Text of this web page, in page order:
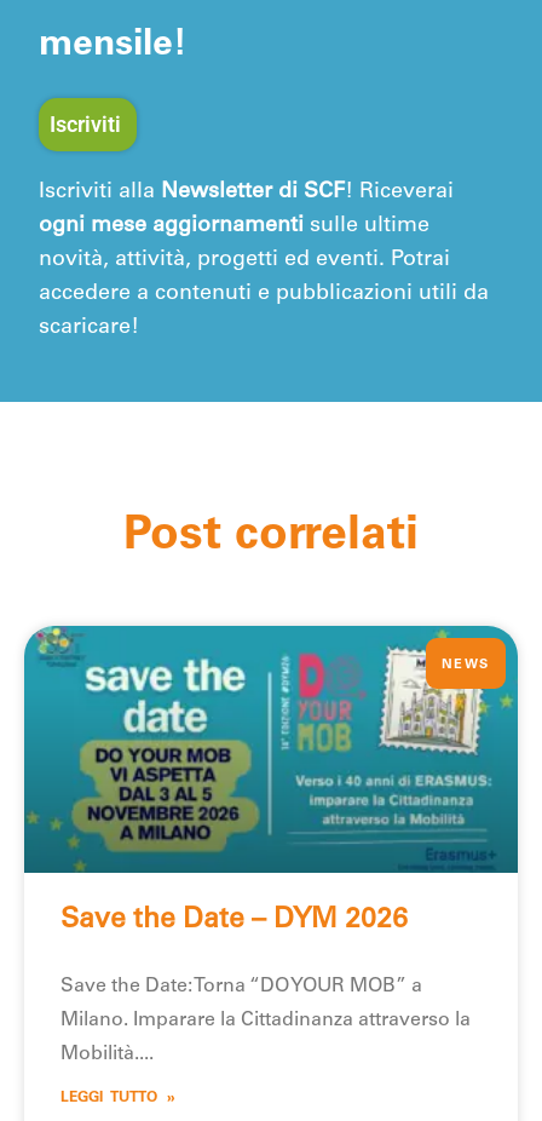
mensile!
Iscriviti
Iscriviti alla Newsletter di SCF! Riceverai
ogni mese aggiornamenti sulle ultime
novità, attività, progetti ed eventi. Potrai
accedere a contenuti e pubblicazioni utili da
scaricare!
Post correlati
NEWS
Save the Date – DYM 2026
Save the Date: Torna “DO YOUR MOB” a
Milano. Imparare la Cittadinanza attraverso la
Mobilità.
LEGGI TUTTO »